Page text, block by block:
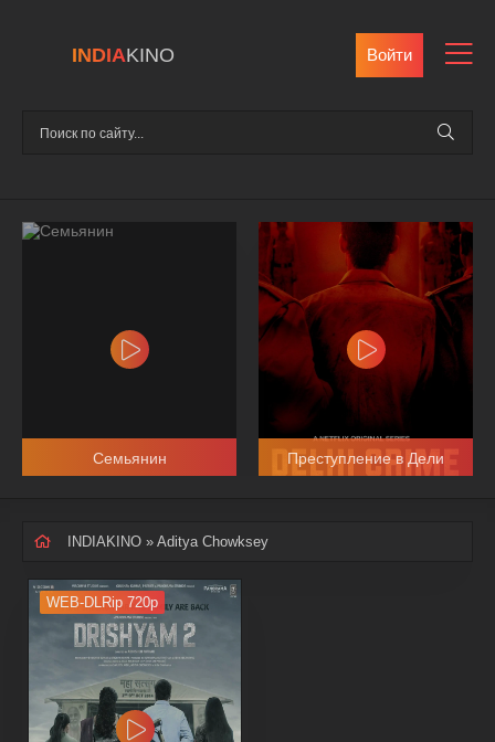
INDIAKINO Войти
Семьянин Преступление в Дели
INDIAKINO » Aditya Chowksey
WEB-DLRip 720p